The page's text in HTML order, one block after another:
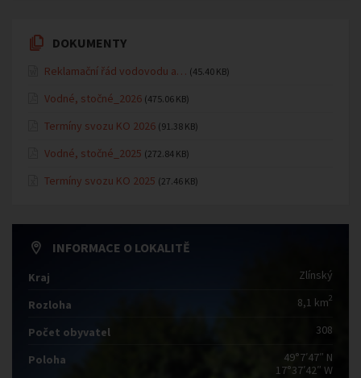
DOKUMENTY
Reklamační řád vodovodu a… (45.40 KB)
Vodné, stočné_2026 (475.06 KB)
Termíny svozu KO 2026 (91.38 KB)
Vodné, stočné_2025 (272.84 KB)
Termíny svozu KO 2025 (27.46 KB)
INFORMACE O LOKALITĚ
Kraj Zlínský
Rozloha 8,1 km2
Počet obyvatel 308
Poloha
49°7′47″ N
17°37′42″ W